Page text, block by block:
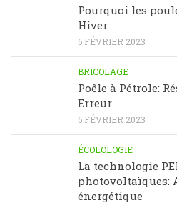
Pourquoi les
Hiver
6 FÉVRIER 2023
BRICOLAGE
Poêle à Pétrole:
Erreur
6 FÉVRIER 2023
ÉCOLOLOGIE
La technologie
photovoltaïques:
énergétique